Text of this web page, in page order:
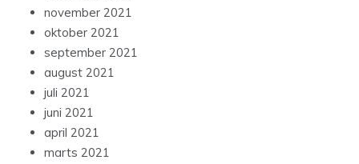
november 2021
oktober 2021
september 2021
august 2021
juli 2021
juni 2021
april 2021
marts 2021